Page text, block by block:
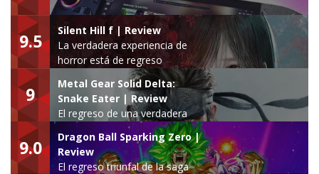
9.5
Silent Hill f | Review
La verdadera experiencia de
horror está de regreso
9
Metal Gear Solid Delta:
Snake Eater | Review
El regreso de una verdadera
leyenda
9.0
Dragon Ball Sparking Zero |
Review
El regreso triunfal de la saga